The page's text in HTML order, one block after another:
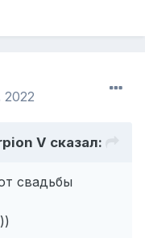
2022
V сказал:
свадьбы